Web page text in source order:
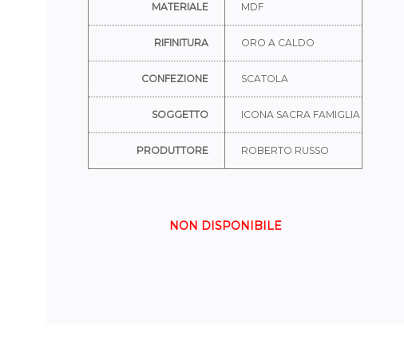
MATERIALE MDF
RIFINITURA ORO A CALDO
CONFEZIONE SCATOLA
SOGGETTO ICONA SACRA FAMIGLIA
PRODUTTORE ROBERTO RUSSO
NON DISPONIBILE